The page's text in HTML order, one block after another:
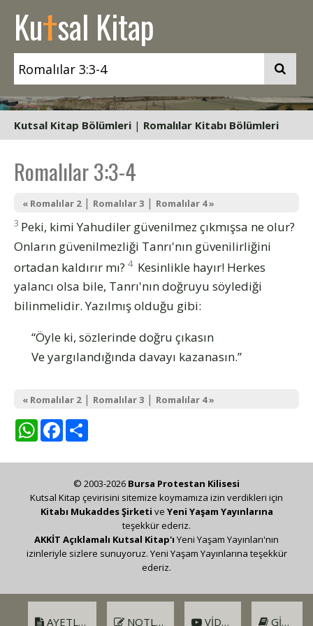
Kutsal Kitap
Kutsal Kitap Bölümleri | Romalılar Kitabı Bölümleri
Romalılar 3:3-4
« Romalılar 2| Romalılar 3 | Romalılar 4 »
3 Peki, kimi Yahudiler güvenilmez çıkmışsa ne olur?
Onların güvenilmezliği Tanrı'nın güvenilirliğini
ortadan kaldırır mı? 4 Kesinlikle hayır! Herkes
yalancı olsa bile, Tanrı'nın doğruyu söylediği
bilinmelidir. Yazılmış olduğu gibi:
“Öyle ki, sözlerinde doğru çıkasın
Ve yargılandığında davayı kazanasın.”
« Romalılar 2| Romalılar 3 | Romalılar 4 »
WhatsAppFacebook
AYETLER NOTLAR VIDEO GIRIŞ
© 2003-2026 Bursa Protestan Kilisesi
Kutsal Kitap çevirisini sitemize koymamıza izin verdikleri için
Kitabı Mukaddes Şirketi ve Yeni Yaşam Yayınlarına
teşekkür ederiz.
AKKİT Açıklamalı Kutsal Kitap'ı Yeni Yaşam Yayınları'nın
izinleriyle sizlere sunuyoruz. Yeni Yaşam Yayınlarına teşekkür
ederiz.